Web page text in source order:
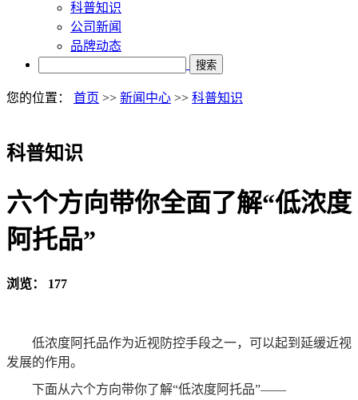
科普知识
公司新闻
品牌动态
搜索
您的位置： 首页 >> 新闻中心 >> 科普知识
科普知识
六个方向带你全面了解“低浓度
阿托品”
浏览： 177
低浓度阿托品作为近视防控手段之一， 可以起到延缓近视
发展的作用。
下面从六个方向带你了解“低浓度阿托品”——